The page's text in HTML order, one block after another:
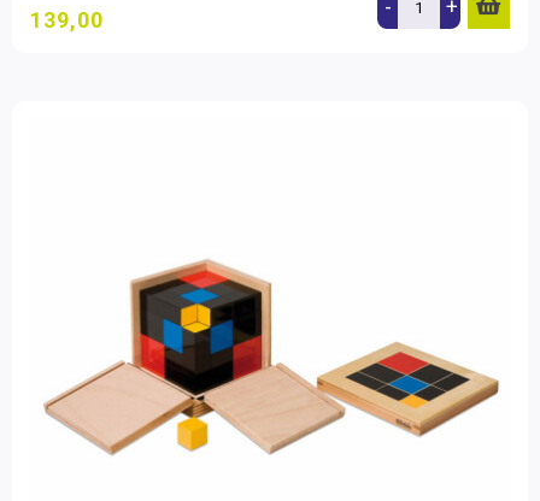
139,00 - +